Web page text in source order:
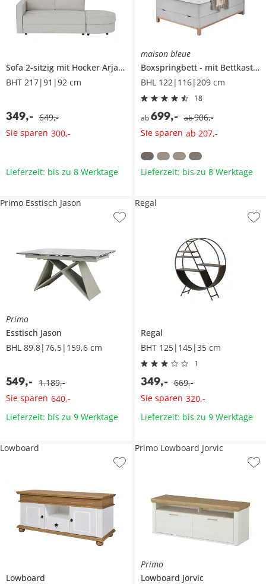
Sofa 2-sitzig mit Hocker Arjana
BHT 217|91|92 cm
349,- 649,-
Sie sparen 300,-
Lieferzeit: bis zu 8 Werktage
maison bleue
Boxspringbett
mit Bettkasten
BHL 122|116|209 cm
18
ab 699,- ab906,-
Sie sparen ab 207,-
Lieferzeit: bis zu 8 Werktage
Primo
Esstisch Jason
BHL 89,8|76,5|159,6 cm
549,- 1.189,-
Sie sparen 640,-
Primo Esstisch Jason
Lieferzeit: bis zu 9 Werktage
Regal
BHT 125|145|35 cm
1
349,- 669,-
Sie sparen 320,-
Regal
Lieferzeit: bis zu 9 Werktage
Lowboard
Lowboard
Primo
Lowboard Jorvic
Primo Lowboard Jorvic